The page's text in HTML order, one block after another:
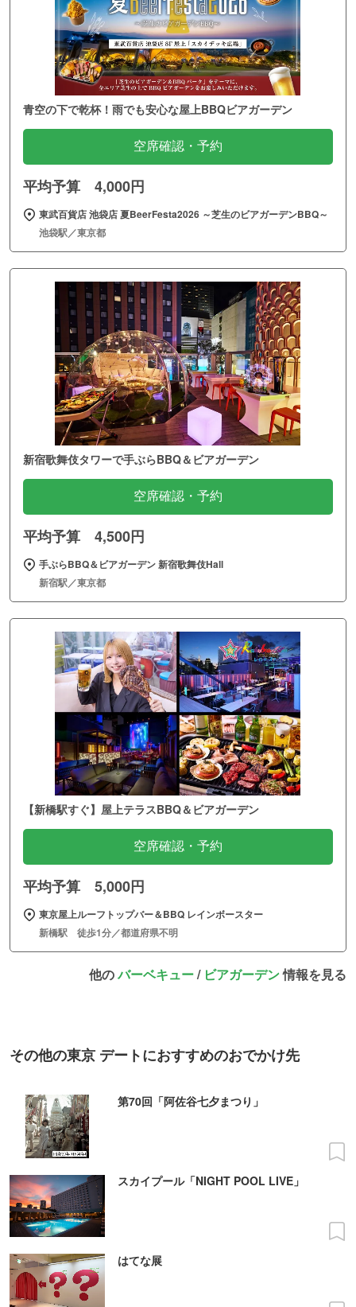
青空の下で乾杯！雨でも安心な屋上BBQビアガーデン
空席確認・予約
平均予算 4,000円
東武百貨店 池袋店 夏BeerFesta2026 ～芝生のビアガーデンBBQ～
池袋駅／東京都
新宿歌舞伎タワーで手ぶらBBQ＆ビアガーデン
空席確認・予約
平均予算 4,500円
手ぶらBBQ＆ビアガーデン 新宿歌舞伎Hall
新宿駅／東京都
【新橋駅すぐ】屋上テラスBBQ＆ビアガーデン
空席確認・予約
平均予算 5,000円
東京屋上ルーフトップバー＆BBQ レインボースター
新橋駅 徒歩1分／都道府県不明
他のバーベキュー/ ビアガーデン情報を見る
その他の東京 デートにおすすめのおでかけ先
第70回「阿佐谷七夕まつり」
スカイプール「NIGHT POOL LIVE」
はてな展